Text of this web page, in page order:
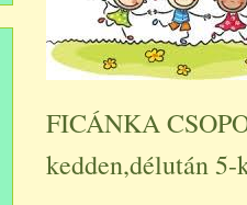
FICÁNKA
kedden,délután 5-